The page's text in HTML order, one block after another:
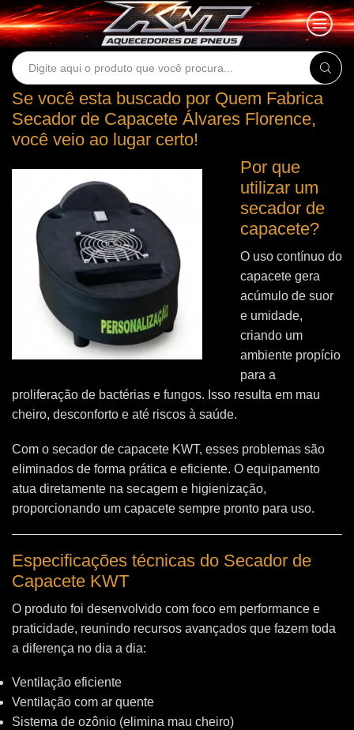
Search
Se você esta buscado por Quem Fabrica
Secador de Capacete Álvares Florence,
você veio ao lugar certo!
Por que
utilizar um
secador de
capacete?
O uso contínuo do
capacete gera
acúmulo de suor
e umidade,
criando um
ambiente propício
para a
proliferação de bactérias e fungos. Isso resulta em mau
cheiro, desconforto e até riscos à saúde.
Com o secador de capacete KWT, esses problemas são
eliminados de forma prática e eficiente. O equipamento
atua diretamente na secagem e higienização,
proporcionando um capacete sempre pronto para uso.
Especificações técnicas do Secador de
Capacete KWT
O produto foi desenvolvido com foco em performance e
praticidade, reunindo recursos avançados que fazem toda
a diferença no dia a dia:
Ventilação eficiente
Ventilação com ar quente
Sistema de ozônio (elimina mau cheiro)